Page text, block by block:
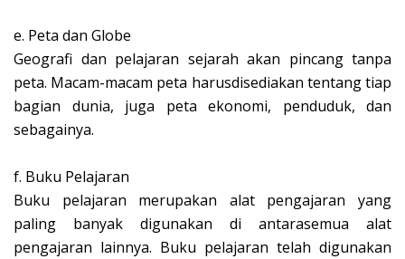
e. Peta dan Globe
Geografi dan pelajaran sejarah akan pincang tanpa
peta. Macam-macam peta harusdisediakan tentang tiap
bagian dunia, juga peta ekonomi, penduduk, dan
sebagainya.
f. Buku Pelajaran
Buku pelajaran merupakan alat pengajaran yang
paling banyak digunakan di antarasemua alat
pengajaran lainnya. Buku pelajaran telah digunakan